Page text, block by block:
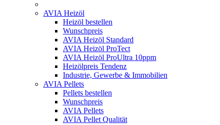
AVIA Heizöl
Heizöl bestellen
Wunschpreis
AVIA Heizöl Standard
AVIA Heizöl ProTect
AVIA Heizöl ProUltra 10ppm
Heizölpreis Tendenz
Industrie, Gewerbe & Immobilien
AVIA Pellets
Pellets bestellen
Wunschpreis
AVIA Pellets
AVIA Pellet Qualität